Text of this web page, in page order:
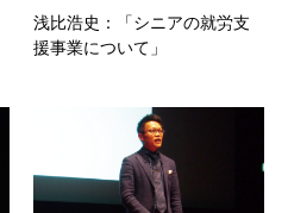
浅比浩史：「シニアの就労支
援事業について」